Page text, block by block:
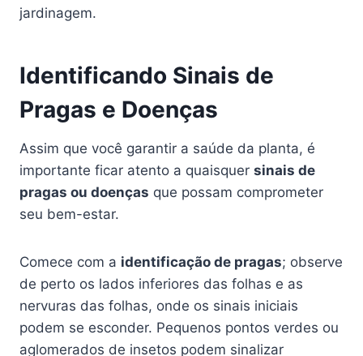
jardinagem.
Identificando Sinais de
Pragas e Doenças
Assim que você garantir a saúde da planta, é
importante ficar atento a quaisquer sinais de
pragas ou doenças que possam comprometer
seu bem-estar.
Comece com a identificação de pragas; observe
de perto os lados inferiores das folhas e as
nervuras das folhas, onde os sinais iniciais
podem se esconder. Pequenos pontos verdes ou
aglomerados de insetos podem sinalizar